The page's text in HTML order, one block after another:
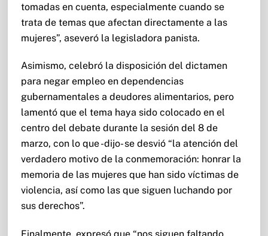
tomadas en cuenta, especialmente cuando se
trata de temas que afectan directamente a las
mujeres”, aseveró la legisladora panista.
Asimismo, celebró la disposición del dictamen
para negar empleo en dependencias
gubernamentales a deudores alimentarios, pero
lamentó que el tema haya sido colocado en el
centro del debate durante la sesión del 8 de
marzo, con lo que -dijo- se desvió “la atención del
verdadero motivo de la conmemoración: honrar la
memoria de las mujeres que han sido víctimas de
violencia, así como las que siguen luchando por
sus derechos”.